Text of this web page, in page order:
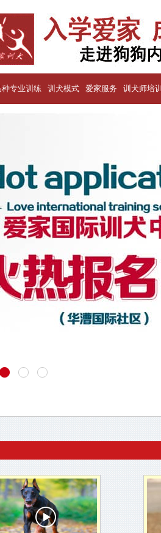
种专业训练 训犬模式 爱家服务 训犬师培训